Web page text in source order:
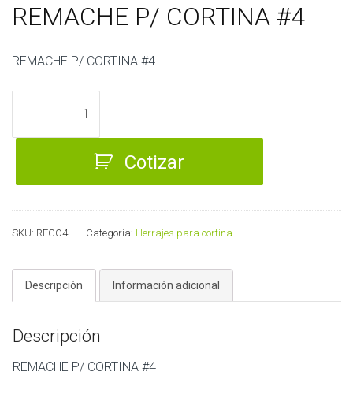
REMACHE P/ CORTINA #4
REMACHE P/ CORTINA #4
CORTINA
cantidad
Cotizar
SKU: RECO4 Categoría: Herrajes para cortina
Descripción Información adicional
Descripción
REMACHE P/ CORTINA #4